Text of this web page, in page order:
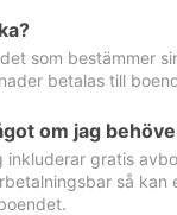
som bestämmer
betalas till
om jag
inkluderar gratis
så